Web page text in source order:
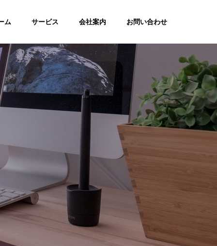
ム サービス 会社案内 お問い合わせ